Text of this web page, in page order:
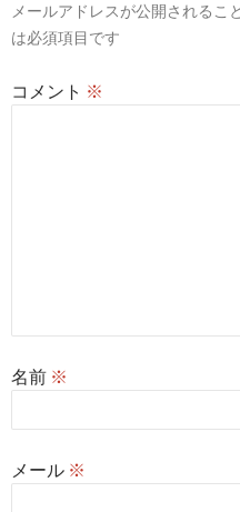
ョ
メールアドレスが公開されるこ
は必須項目です
コメント ※
名前 ※
メール ※